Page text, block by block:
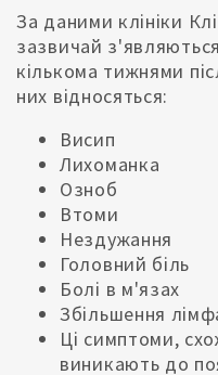
За даними клініки
зазвичай
кількома тижнями
них відносяться:
Висип
Лихоманка
Озноб
Втоми
Нездужання
Головний біль
Болі в м'язах
Збільшення
Ці симптоми,
виникають до